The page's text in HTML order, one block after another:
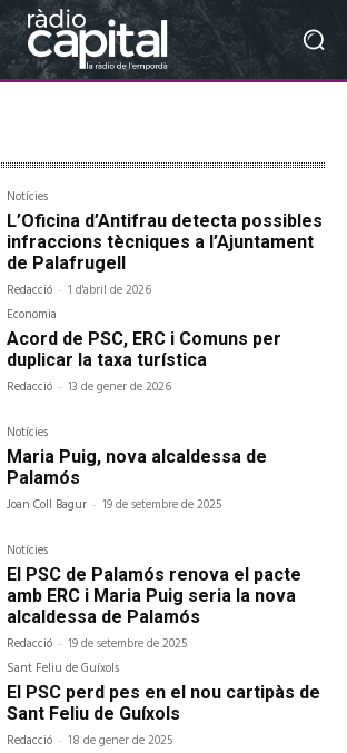
Notícies
L’Oficina d’Antifrau detecta possibles
infraccions tècniques a l’Ajuntament
de Palafrugell
Redacció - 1 d'abril de 2026
Economia
Acord de PSC, ERC i Comuns per
duplicar la taxa turística
Redacció - 13 de gener de 2026
Notícies
Maria Puig, nova alcaldessa de
Palamós
Joan Coll Bagur - 19 de setembre de 2025
Notícies
El PSC de Palamós renova el pacte
amb ERC i Maria Puig seria la nova
alcaldessa de Palamós
Redacció - 19 de setembre de 2025
Sant Feliu de Guíxols
El PSC perd pes en el nou cartipàs de
Sant Feliu de Guíxols
Redacció - 18 de gener de 2025